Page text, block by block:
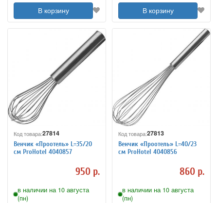
В корзину В корзину
Код товара:27814
Венчик «Проотель» L=35/20
см ProHotel 4040857
950 р.
в наличии на 10 августа
(пн)
Код товара:27813
Венчик «Проотель» L=40/23
см ProHotel 4040856
860 р.
в наличии на 10 августа
(пн)